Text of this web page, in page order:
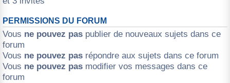
PERMISSIONS DU FORUM
Vous ne pouvez pas publier de nouveaux sujets dans ce
forum
Vous ne pouvez pas répondre aux sujets dans ce forum
Vous ne pouvez pas modifier vos messages dans ce
forum